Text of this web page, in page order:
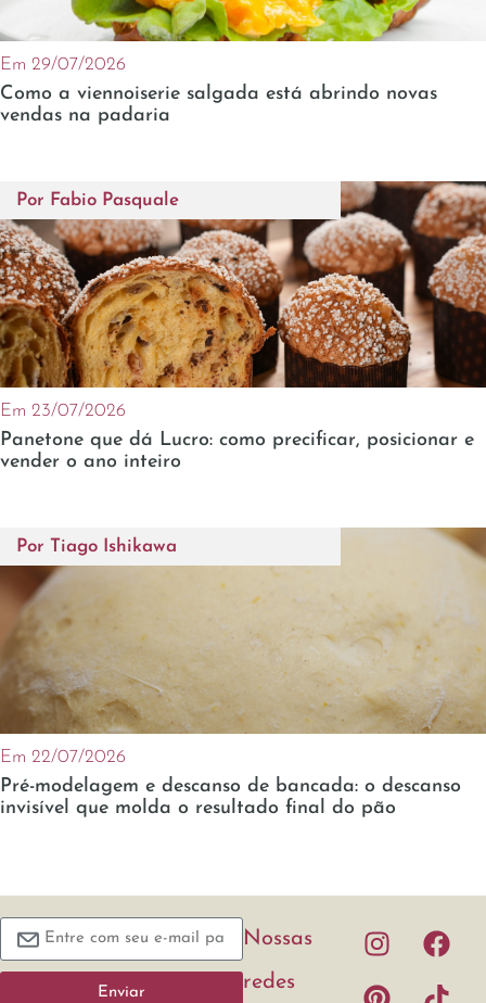
Em 29/07/2026
Como a viennoiserie salgada está abrindo novas
vendas na padaria
Por Fabio Pasquale
Em 23/07/2026
Panetone que dá Lucro: como precificar, posicionar e
vender o ano inteiro
Por Tiago Ishikawa
Em 22/07/2026
Pré-modelagem e descanso de bancada: o descanso
invisível que molda o resultado final do pão
Enviar
Nossas
redes